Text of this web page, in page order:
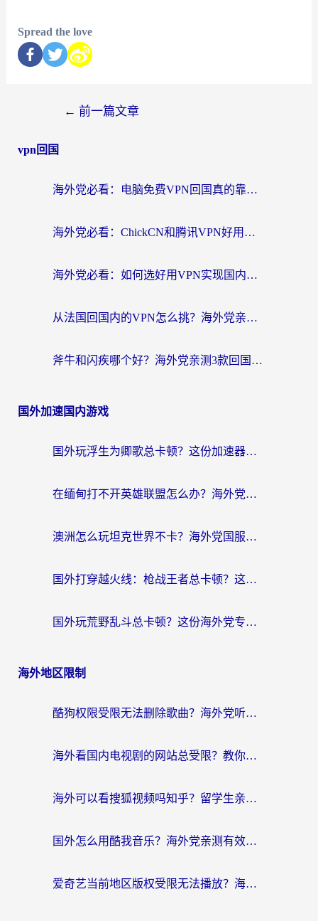
Spread the love
← 前一篇文章
vpn回国
海外党必看：电脑免费VPN回国真的靠谱吗？附实测对比与最优方案指南
海外党必看：ChickCN和腾讯VPN好用吗？3招选对回国加速器，告别地区限制
海外党必看：如何选好用VPN实现国内资源无缝访问？从越南到全球都适用
从法国回国内的VPN怎么挑？海外党亲测：稳定、多端、安全才是关键
斧牛和闪疾哪个好？海外党亲测3款回国加速器，教你选到不踩坑的那一款
国外加速国内游戏
国外玩浮生为卿歌总卡顿？这份加速器选择指南帮你找回丝滑体验
在缅甸打不开英雄联盟怎么办？海外党亲测有效的国服游戏加速指南
澳洲怎么玩坦克世界不卡？海外党国服游戏加速终极指南（附逆战奇妙碰碰车解决方案）
国外打穿越火线：枪战王者总卡顿？这篇加速器推荐下载指南帮你解决延迟难题
国外玩荒野乱斗总卡顿？这份海外党专属的国服游戏加速攻略请收好
海外地区限制
酷狗权限受限无法删除歌曲？海外党听国内音乐的终极解决方案来了
海外看国内电视剧的网站总受限？教你选对回国加速器，轻松追热剧
海外可以看搜狐视频吗知乎？留学生亲测有效的回国加速器选择指南
国外怎么用酷我音乐？海外党亲测有效的回国加速方案，附千千音乐中文歌收听指南
爱奇艺当前地区版权受限无法播放？海外党追剧看电影的终极解决方案来了